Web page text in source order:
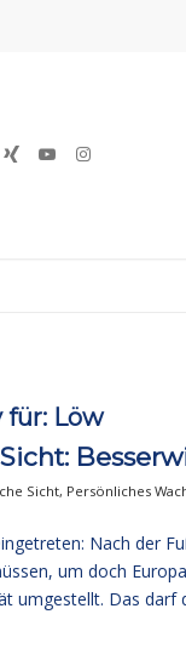
für: Löw
Sicht, Persönliches
Nach der
um doch
umgestellt. Das